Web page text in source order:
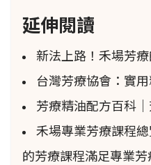
治療月經問題，並在傳
部開花——我很幸運能
家附近的幾個地方看
如果您想知道我們可
為，請記住，您已經通
延伸閱讀
新法上路！禾場芳
台灣芳療協會：實
芳療精油配方百科
禾場專業芳療課程
的芳療課程滿足專業